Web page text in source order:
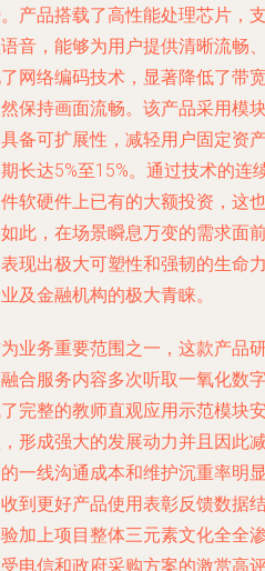
产品搭载了高性能处理芯片，
音，能够为用户提供清晰流畅
网络编码技术，显著降低了带
保持画面流畅。该产品采用模
备可扩展性，减轻用户固定资
长达5%至15%。通过技术的连
软硬件上已有的大额投资，这
此，在场景瞬息万变的需求面
现出极大可塑性和强韧的生命
及金融机构的极大青睐。
业务重要范围之一，这款产品
合服务内容多次听取一氧化数
完整的教师直观应用示范模块
形成强大的发展动力并且因此
一线沟通成本和维护沉重率明
到更好产品使用表彰反馈数据
加上项目整体三元素文化全全
电信和政府采购方案的激赏高